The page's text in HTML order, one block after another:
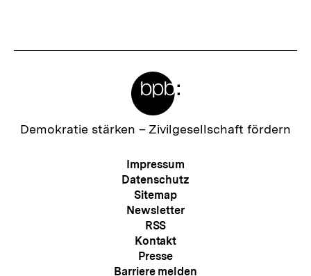
Zur
Demokratie stärken – Zivilgesellschaft fördern
Meta-
Navigation
Impressum
Datenschutz
Sitemap
Newsletter
RSS
Kontakt
Presse
Barriere melden